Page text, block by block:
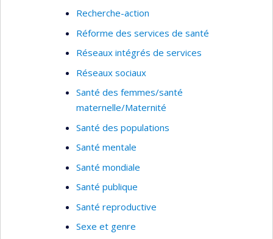
Recherche-action
Réforme des services de santé
Réseaux intégrés de services
Réseaux sociaux
Santé des femmes/santé
maternelle/Maternité
Santé des populations
Santé mentale
Santé mondiale
Santé publique
Santé reproductive
Sexe et genre